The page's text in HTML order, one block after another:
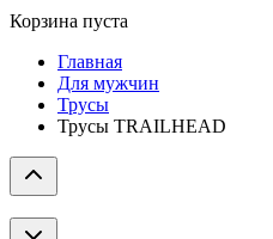
Корзина пуста
Главная
Для мужчин
Трусы
Трусы TRAILHEAD